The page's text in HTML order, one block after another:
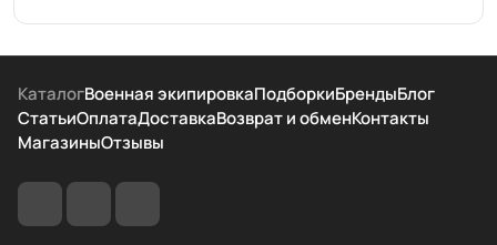
КаталогВоенная экипировкаПодборкиБрендыБлог
СтатьиОплатаДоставкаВозврат и обменКонтакты
МагазиныОтзывы